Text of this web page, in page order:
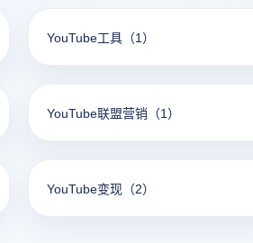
YouTube工具 （1）
YouTube联盟营销 （1）
YouTube变现 （2）